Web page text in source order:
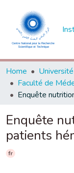
Home
Enquête
patients
fr